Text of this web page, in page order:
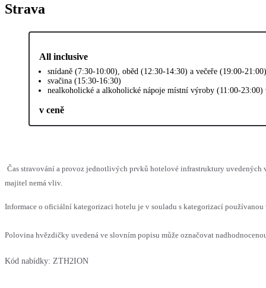
Strava
All inclusive
snídaně (7:30-10:00), oběd (12:30-14:30) a večeře (19:00-21:00)
svačina (15:30-16:30)
nealkoholické a alkoholické nápoje místní výroby (11:00-23:00)
v ceně
Čas stravování a provoz jednotlivých prvků hotelové infrastruktury uvedených
majitel nemá vliv.
Informace o oficiální kategorizaci hotelu je v souladu s kategorizací
Polovina hvězdičky uvedená ve slovním popisu může označovat
Kód nabídky: ZTH2ION